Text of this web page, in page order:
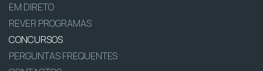
EM DIRETO
REVER PROGRAMAS
CONCURSOS
PERGUNTAS FREQUENTES